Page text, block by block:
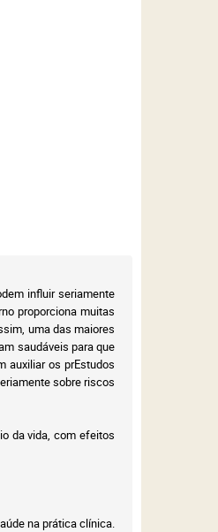
influir seriamente
proporciona muitas
uma das maiores
saudáveis para que
auxiliar os prEstudos
sobre riscos
da vida, com efeitos
na prática clínica.